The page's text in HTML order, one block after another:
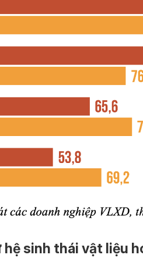
sinh thái vật liệu